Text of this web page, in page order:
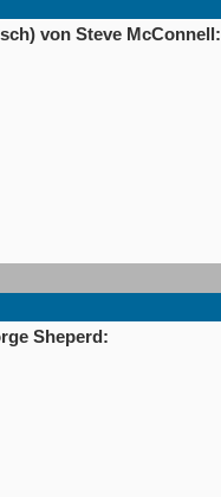
von Steve McConnell:
Sheperd: